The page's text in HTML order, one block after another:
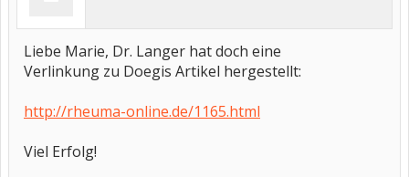
Liebe Marie, Dr. Langer hat doch eine
Verlinkung zu Doegis Artikel hergestellt:
http://rheuma-online.de/1165.html
Viel Erfolg!